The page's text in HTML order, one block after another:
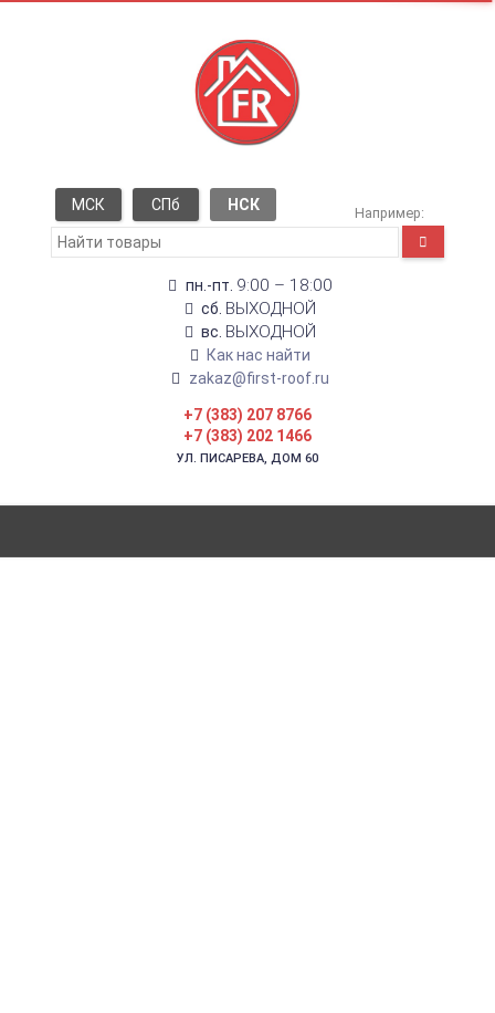
МСК СПб НСК Например:
пн.-пт. 9:00 – 18:00
сб. ВЫХОДНОЙ
вс. ВЫХОДНОЙ
Как нас найти
zakaz@first-roof.ru
+7 (383) 207 8766
+7 (383) 202 1466
УЛ. ПИСАРЕВА, ДОМ 60